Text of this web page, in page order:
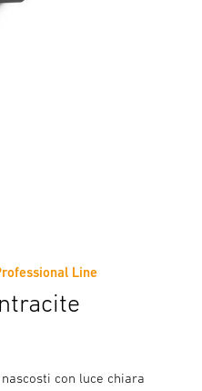
Line
con luce chiara